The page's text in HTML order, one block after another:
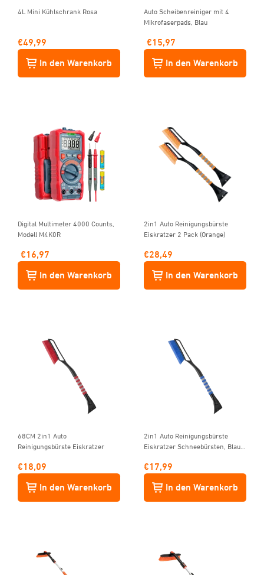
4L Mini Kühlschrank Rosa
€49,99
In den Warenkorb
Auto Scheibenreiniger mit 4
Mikrofaserpads, Blau
€15,97
In den Warenkorb
Digital Multimeter 4000 Counts,
Modell M4K0R
€16,97
In den Warenkorb
2in1 Auto Reinigungsbürste
Eiskratzer 2 Pack (Orange)
€28,49
In den Warenkorb
68CM 2in1 Auto
Reinigungsbürste Eiskratzer
€18,09
In den Warenkorb
2in1 Auto Reinigungsbürste
Eiskratzer Schneebürsten, Blau
€17,99
In den Warenkorb